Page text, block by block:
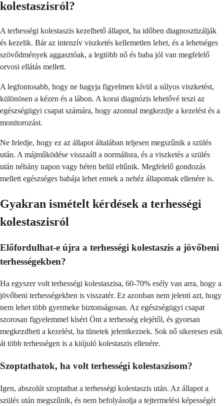
kolestaszisról?
A terhességi kolestaszis kezelhető állapot, ha időben diagnosztizálják
és kezelik. Bár az intenzív viszketés kellemetlen lehet, és a lehetséges
szövődmények aggasztóak, a legtöbb nő és baba jól van megfelelő
orvosi ellátás mellett.
A legfontosabb, hogy ne hagyja figyelmen kívül a súlyos viszketést,
különösen a kézen és a lábon. A korai diagnózis lehetővé teszi az
egészségügyi csapat számára, hogy azonnal megkezdje a kezelést és a
monitorozást.
Ne feledje, hogy ez az állapot általában teljesen megszűnik a szülés
után. A májműködése visszaáll a normálisra, és a viszketés a szülés
után néhány napon vagy héten belül eltűnik. Megfelelő gondozás
mellett egészséges babája lehet ennek a nehéz állapotnak ellenére is.
Gyakran ismételt kérdések a terhességi
kolestaszisról
Előfordulhat-e újra a terhességi kolestaszis a jövőbeni
terhességekben?
Ha egyszer volt terhességi kolestaszisa, 60-70% esély van arra, hogy a
jövőbeni terhességekben is visszatér. Ez azonban nem jelenti azt, hogy
nem lehet több gyermeke biztonságosan. Az egészségügyi csapat
szorosan figyelemmel kíséri Önt a terhesség elejétől, és gyorsan
megkezdheti a kezelést, ha tünetek jelentkeznek. Sok nő sikeresen esik
át több terhességen is a kiújuló kolestaszis ellenére.
Szoptathatok, ha volt terhességi kolestaszisom?
Igen, abszolút szoptathat a terhességi kolestaszis után. Az állapot a
szülés után megszűnik, és nem befolyásolja a tejtermelési képességét